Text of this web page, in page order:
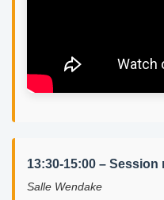
13:30-15:00 – Session
Salle Wendake